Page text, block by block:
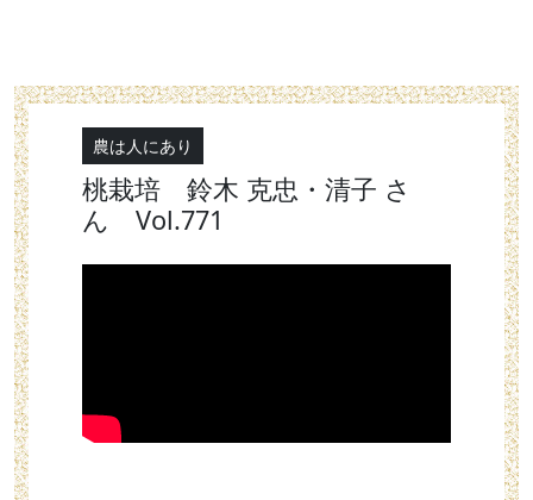
農は人にあり
桃栽培 鈴木 克忠・清子 さ
ん Vol.771